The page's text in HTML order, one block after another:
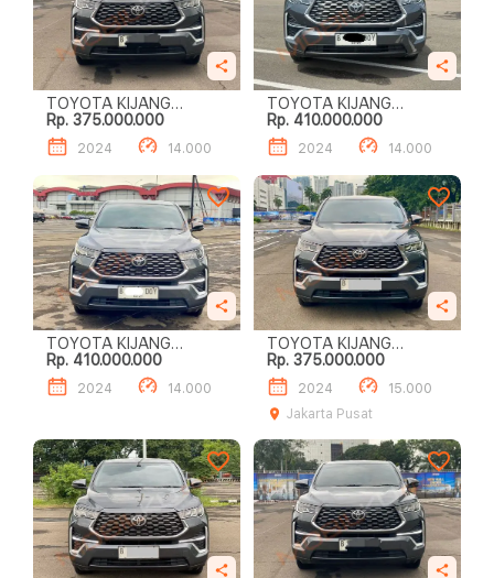
TOYOTA KIJANG
INNOVA ZENIX 2.0 V CVT
Rp. 375.000.000
2024 14.000
TOYOTA KIJANG
INNOVA ZENIX 2.0 V CVT
Rp. 410.000.000
2024 14.000
TOYOTA KIJANG
INNOVA ZENIX 2.0 V CVT
Rp. 410.000.000
2024 14.000
TOYOTA KIJANG
INNOVA ZENIX 2.0 V CVT
Rp. 375.000.000
2024
15.000
Jakarta Pusat